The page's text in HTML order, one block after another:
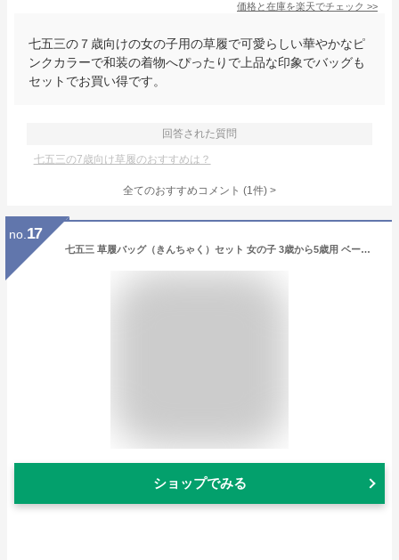
価格と在庫を楽天でチェック >>
七五三の７歳向けの女の子用の草履で可愛らしい華やかなピ
ンクカラーで和装の着物へぴったりで上品な印象でバッグも
セットでお買い得です。
回答された質問
七五三の7歳向け草履のおすすめは？
全てのおすすめコメント (1件) >
no. 17
七五三 草履バッグ（きんちゃく）セット 女の子 3歳から5歳用 ベージュゴールド 友禅文様 日本製
ショップでみる